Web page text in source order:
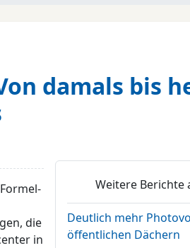
damals bis
die
in
Weitere Berichte
Deutlich mehr
öffentlichen Dächern